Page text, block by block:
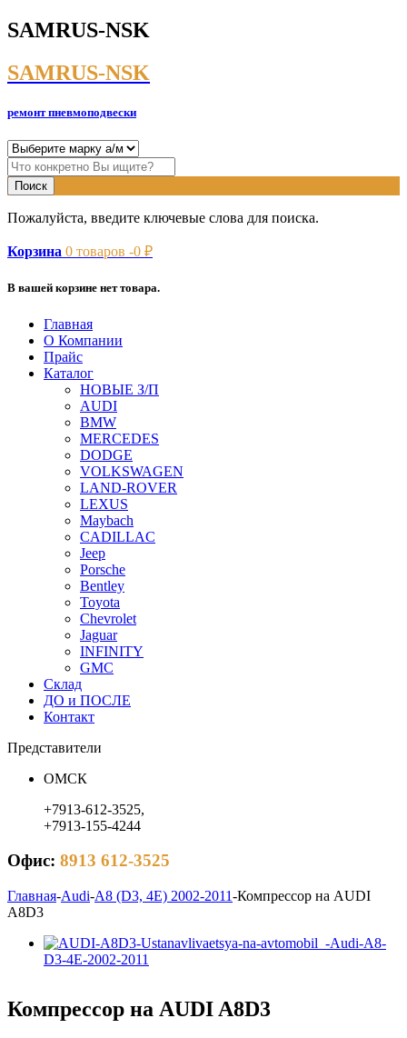
SAMRUS-NSK
SAMRUS-NSK
ремонт пневмоподвески
Пожалуйста, введите ключевые слова для поиска.
Корзина 0 товаров -0 ₽
В вашей корзине нет товара.
Главная
О Компании
Прайс
Каталог
НОВЫЕ З/П
AUDI
BMW
MERCEDES
DODGE
VOLKSWAGEN
LAND-ROVER
LEXUS
Maybach
CADILLAC
Jeep
Porsche
Bentley
Toyota
Chevrolet
Jaguar
INFINITY
GMC
Склад
ДО и ПОСЛЕ
Контакт
Представители
ОМСК
+7913-612-3525,
+7913-155-4244
Офис: 8913 612-3525
Главная-Audi-A8 (D3, 4E) 2002-2011-Компрессор на AUDI
A8D3
Компрессор на AUDI A8D3